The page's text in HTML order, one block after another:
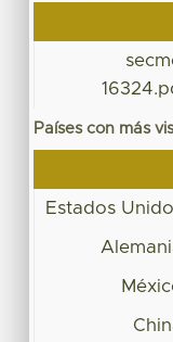
Países con más
Estados